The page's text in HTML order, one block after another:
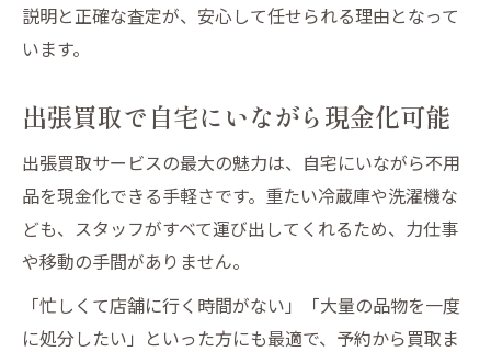
説明と正確な査定が、安心して任せられる理由となって
います。
出張買取で自宅にいながら現金化可能
出張買取サービスの最大の魅力は、自宅にいながら不用
品を現金化できる手軽さです。重たい冷蔵庫や洗濯機な
ども、スタッフがすべて運び出してくれるため、力仕事
や移動の手間がありません。
「忙しくて店舗に行く時間がない」「大量の品物を一度
に処分したい」といった方にも最適で、予約から買取ま